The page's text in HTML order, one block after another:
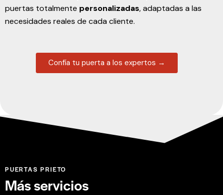
puertas totalmente personalizadas, adaptadas a las
necesidades reales de cada cliente.
Confía tu puerta a los expertos →
PUERTAS PRIETO
Másservicios